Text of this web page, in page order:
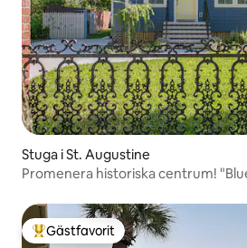
Stuga i St. Augustine
Promenera historiska centrum!
Populär gästfavorit
Gästfavorit